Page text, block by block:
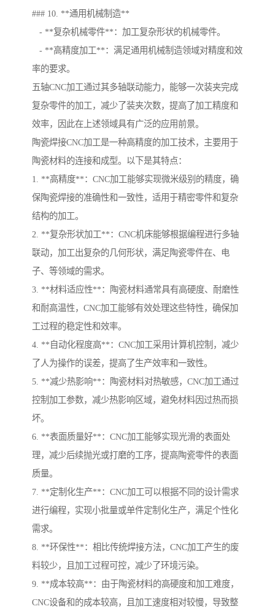
### 10. **通用机械制造**
- **复杂机械零件**：加工复杂形状的机械零件。
- **高精度加工**：满足通用机械制造领域对精度和效
率的要求。
五轴CNC加工通过其多轴联动能力，能够一次装夹完成
复杂零件的加工，减少了装夹次数，提高了加工精度和
效率，因此在上述领域具有广泛的应用前景。
陶瓷焊接CNC加工是一种高精度的加工技术，主要用于
陶瓷材料的连接和成型。以下是其特点：
1. **高精度**：CNC加工能够实现微米级别的精度，确
保陶瓷焊接的准确性和一致性，适用于精密零件和复杂
结构的加工。
2. **复杂形状加工**：CNC机床能够根据编程进行多轴
联动，加工出复杂的几何形状，满足陶瓷零件在、电
子、等领域的需求。
3. **材料适应性**：陶瓷材料通常具有高硬度、耐磨性
和耐高温性，CNC加工能够有效处理这些特性，确保加
工过程的稳定性和效率。
4. **自动化程度高**：CNC加工采用计算机控制，减少
了人为操作的误差，提高了生产效率和一致性。
5. **减少热影响**：陶瓷材料对热敏感，CNC加工通过
控制加工参数，减少热影响区域，避免材料因过热而损
坏。
6. **表面质量好**：CNC加工能够实现光滑的表面处
理，减少后续抛光或打磨的工序，提高陶瓷零件的表面
质量。
7. **定制化生产**：CNC加工可以根据不同的设计需求
进行编程，实现小批量或单件定制化生产，满足个性化
需求。
8. **环保性**：相比传统焊接方法，CNC加工产生的废
料较少，且加工过程可控，减少了环境污染。
9. **成本较高**：由于陶瓷材料的高硬度和加工难度，
CNC设备和的成本较高，且加工速度相对较慢，导致整